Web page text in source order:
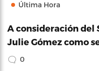
Última Hora
A consideración del
Julie Gómez como
0